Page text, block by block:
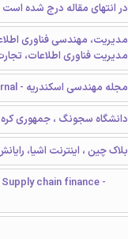
در انتهای مقاله درج شده است
مدیریت، مهندسی فناوری
مدیریت فناوری اطلاعات،
مجله مهندسی اسکندریه - Alexandria Engineering Journal
دانشگاه سجونگ ، جمهوری کره
بلاک چین ، اینترنت اشیا،
chain finance -